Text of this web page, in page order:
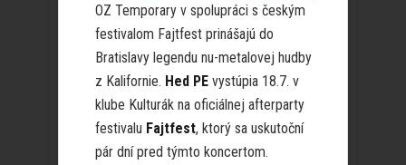
OZ Temporary v spolupráci s českým
festivalom Fajtfest prinášajú do
Bratislavy legendu nu-metalovej hudby
z Kalifornie. Hed PE vystúpia 18.7. v
klube Kulturák na oficiálnej afterparty
festivalu Fajtfest, ktorý sa uskutoční
pár dní pred týmto koncertom.